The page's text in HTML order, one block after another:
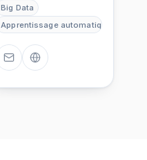
Big Data
Apprentissage automatique